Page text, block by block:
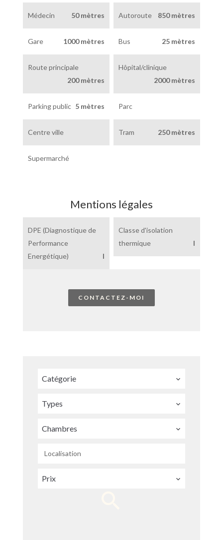
Médecin 50 mètres Autoroute 850 mètres
Gare 1000 mètres Bus 25 mètres
Route principale
200 mètres
Hôpital/clinique
2000 mètres
Parking public 5 mètres Parc
Centre ville Tram 250 mètres
Supermarché
Mentions légales
DPE (Diagnostique de
Performance
Energétique)
I
Classe d'isolation
thermique
I
CONTACTEZ-MOI
Catégorie
Types
Chambres
Localisation
Prix